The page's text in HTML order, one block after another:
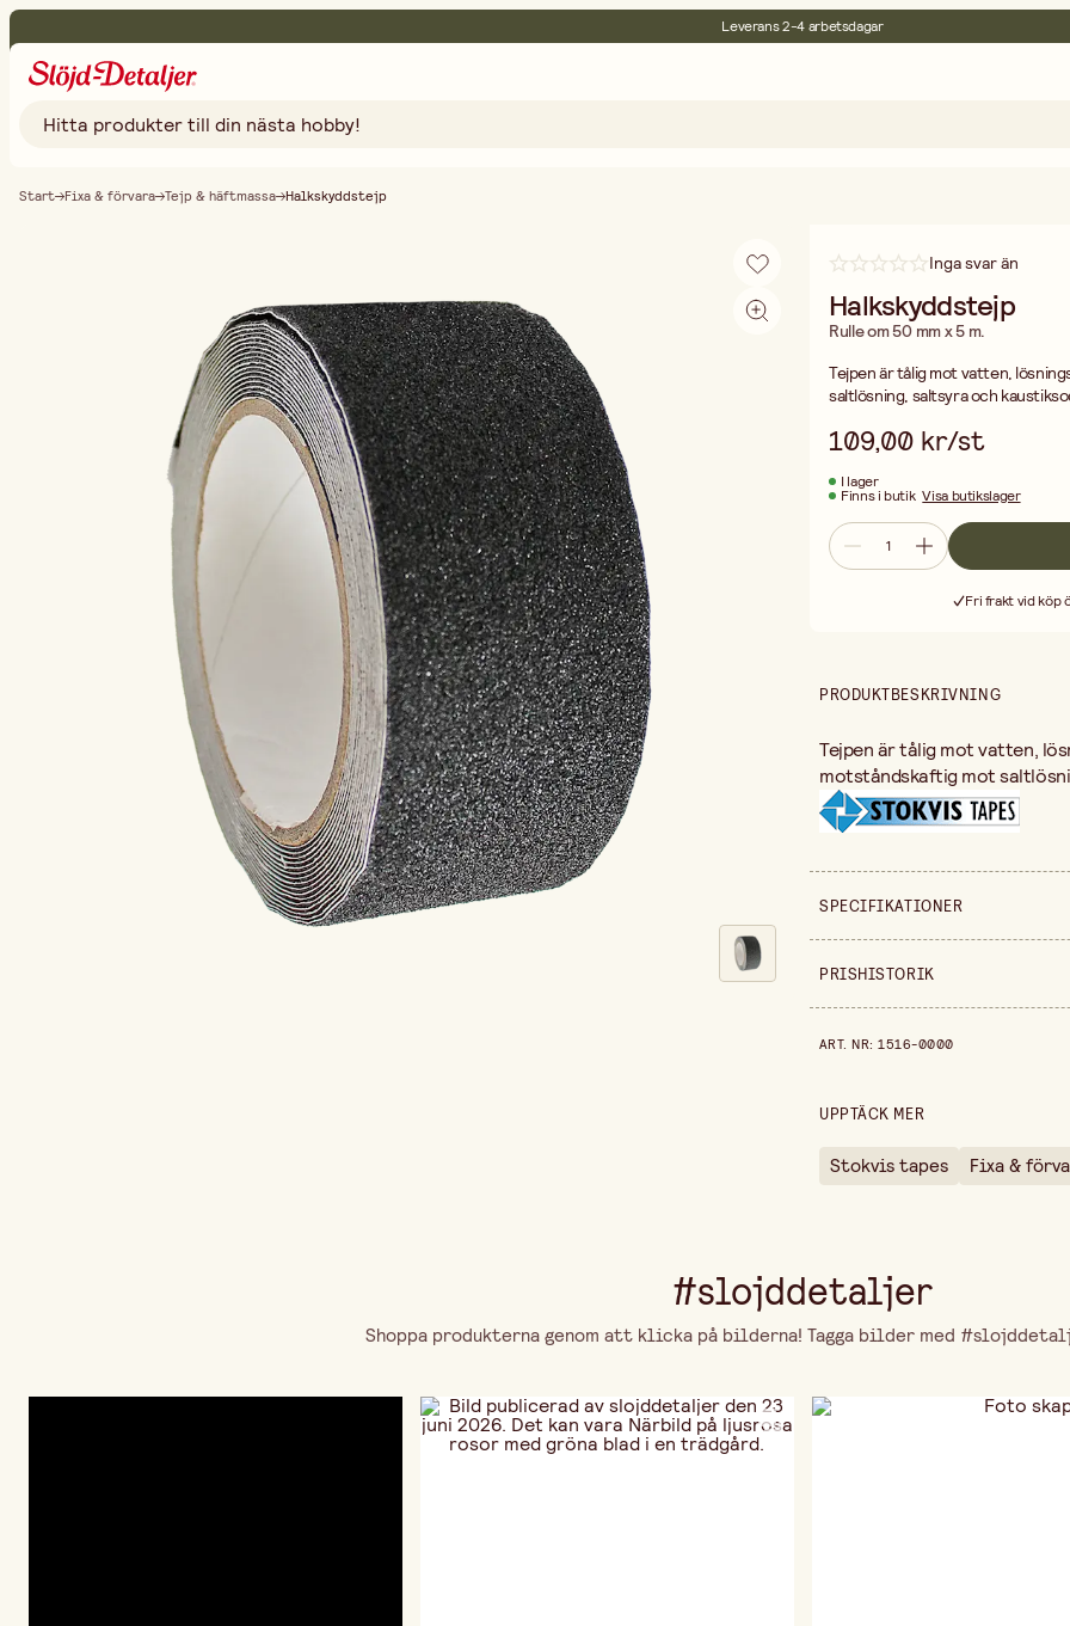
30 dagars öppet köp
Start Fixa & förvara Tejp & häftmassa Halkskyddstejp
Inga svar än
Halkskyddstejp
Rulle om 50 mm x 5 m.
Tejpen är tålig mot vatten,
saltlösning, saltsyra och
109,00 kr/st
I lager
Finns i butik Visa butikslager
Fri frakt vid köp
PRODUKTBESKRIVNING
Tejpen är tålig mot vatten,
motståndskaftig mot
SPECIFIKATIONER
Säljs i
PRISHISTORIK
ART. NR:1516-0000
UPPTÄCK MER
Stokvis tapes Fixa &
#slojddetaljer
Shoppa produkterna genom att klicka på bilderna! Tagga bilder med